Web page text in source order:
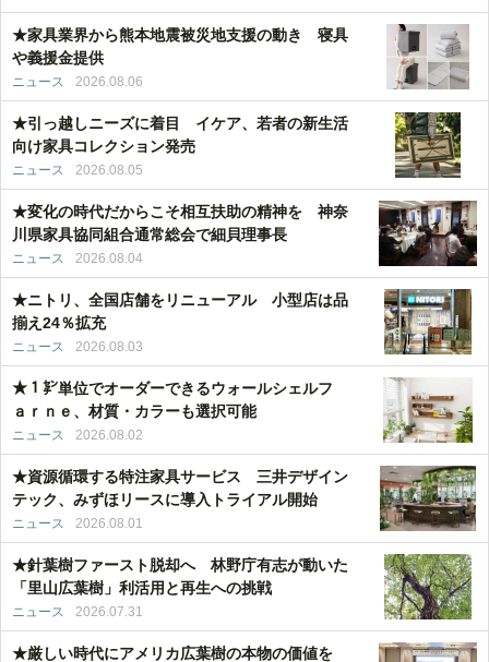
★家具業界から熊本地震被災地支援の動き 寝具
や義援金提供
ニュース 2026.08.06
★引っ越しニーズに着目 イケア、若者の新生活
向け家具コレクション発売
ニュース 2026.08.05
★変化の時代だからこそ相互扶助の精神を 神奈
川県家具協同組合通常総会で細貝理事長
ニュース 2026.08.04
★ニトリ、全国店舗をリニューアル 小型店は品
揃え24％拡充
ニュース 2026.08.03
★１㌢単位でオーダーできるウォールシェルフ
ａｒｎｅ、材質・カラーも選択可能
ニュース 2026.08.02
★資源循環する特注家具サービス 三井デザイン
テック、みずほリースに導入トライアル開始
ニュース 2026.08.01
★針葉樹ファースト脱却へ 林野庁有志が動いた
「里山広葉樹」利活用と再生への挑戦
ニュース 2026.07.31
★厳しい時代にアメリカ広葉樹の本物の価値を